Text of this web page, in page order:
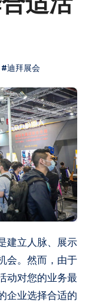
适活
#迪拜展会
会。然而，由于
动对您的业务最
企业选择合适的